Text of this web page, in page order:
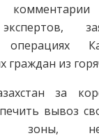
операциях
из
за
вывоз
зоны,